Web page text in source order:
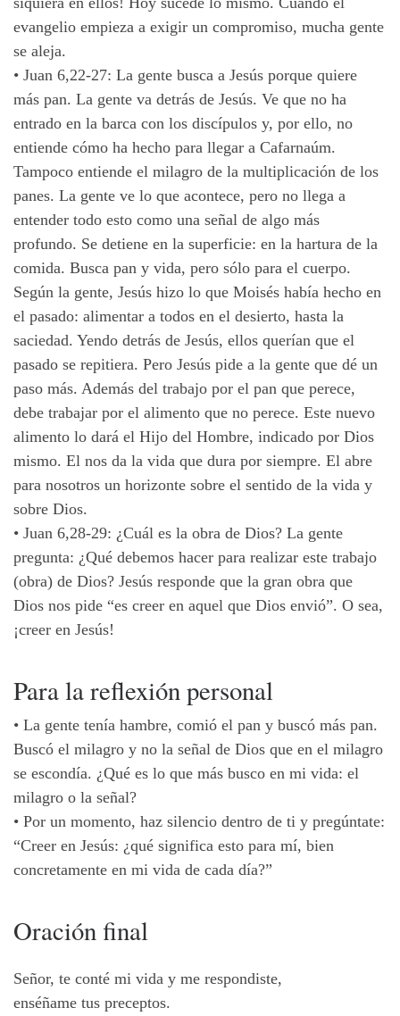
evangelio empieza a exigir un compromiso, mucha gente
se aleja.
• Juan 6,22-27: La gente busca a Jesús porque quiere
más pan. La gente va detrás de Jesús. Ve que no ha
entrado en la barca con los discípulos y, por ello, no
entiende cómo ha hecho para llegar a Cafarnaúm.
Tampoco entiende el milagro de la multiplicación de los
panes. La gente ve lo que acontece, pero no llega a
entender todo esto como una señal de algo más
profundo. Se detiene en la superficie: en la hartura de la
comida. Busca pan y vida, pero sólo para el cuerpo.
Según la gente, Jesús hizo lo que Moisés había hecho en
el pasado: alimentar a todos en el desierto, hasta la
saciedad. Yendo detrás de Jesús, ellos querían que el
pasado se repitiera. Pero Jesús pide a la gente que dé un
paso más. Además del trabajo por el pan que perece,
debe trabajar por el alimento que no perece. Este nuevo
alimento lo dará el Hijo del Hombre, indicado por Dios
mismo. El nos da la vida que dura por siempre. El abre
para nosotros un horizonte sobre el sentido de la vida y
sobre Dios.
• Juan 6,28-29: ¿Cuál es la obra de Dios? La gente
pregunta: ¿Qué debemos hacer para realizar este trabajo
(obra) de Dios? Jesús responde que la gran obra que
Dios nos pide “es creer en aquel que Dios envió”. O sea,
¡creer en Jesús!
Para la reflexión personal
• La gente tenía hambre, comió el pan y buscó más pan.
Buscó el milagro y no la señal de Dios que en el milagro
se escondía. ¿Qué es lo que más busco en mi vida: el
milagro o la señal?
• Por un momento, haz silencio dentro de ti y pregúntate:
“Creer en Jesús: ¿qué significa esto para mí, bien
concretamente en mi vida de cada día?”
Oración final
Señor, te conté mi vida y me respondiste,
enséñame tus preceptos.